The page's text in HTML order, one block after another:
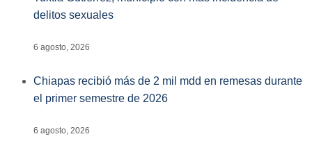
delitos sexuales
6 agosto, 2026
Chiapas recibió más de 2 mil mdd en remesas durante
el primer semestre de 2026
6 agosto, 2026